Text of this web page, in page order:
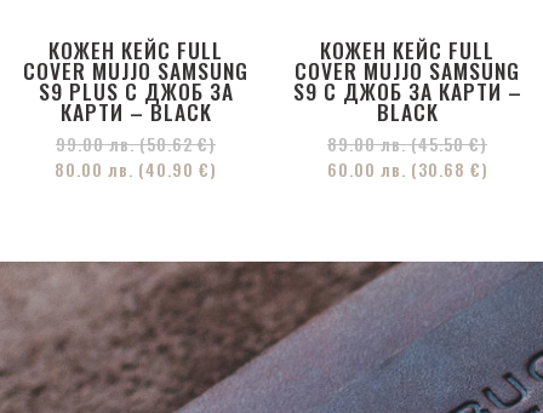
КОЖЕН КЕЙС FULL
COVER MUJJO SAMSUNG
S9 PLUS С ДЖОБ ЗА
КАРТИ – BLACK
99.00лв.(50.62 €)
80.00 лв. (40.90 €)
КОЖЕН КЕЙС FULL
COVER MUJJO SAMSUNG
S9 С ДЖОБ ЗА КАРТИ –
BLACK
89.00лв.(45.50 €)
60.00 лв. (30.68 €)